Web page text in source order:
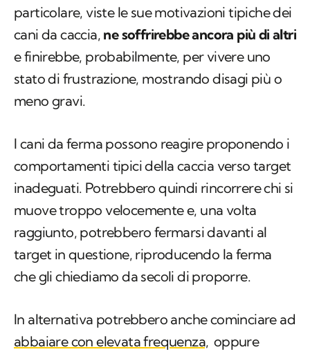
particolare, viste le sue motivazioni tipiche dei
cani da caccia, ne soffrirebbe ancora più di altri
e finirebbe, probabilmente, per vivere uno
stato di frustrazione, mostrando disagi più o
meno gravi.
I cani da ferma possono reagire proponendo i
comportamenti tipici della caccia verso target
inadeguati. Potrebbero quindi rincorrere chi si
muove troppo velocemente e, una volta
raggiunto, potrebbero fermarsi davanti al
target in questione, riproducendo la ferma
che gli chiediamo da secoli di proporre.
In alternativa potrebbero anche cominciare ad
abbaiare con elevata frequenza, oppure